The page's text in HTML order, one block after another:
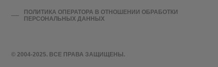
© 2004-2025. ВСЕ ПРАВА ЗАЩИЩЕНЫ.
ПОЛИТИКА ОПЕРАТОРА В ОТНОШЕНИИ ОБРАБОТКИ
ПЕРСОНАЛЬНЫХ ДАННЫХ